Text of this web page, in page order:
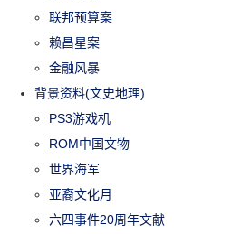
联邦预算案
赖昌星案
金融风暴
背景资料(文史地理)
PS3游戏机
ROM中国文物
世界海军
亚裔文化月
六四事件20周年文献